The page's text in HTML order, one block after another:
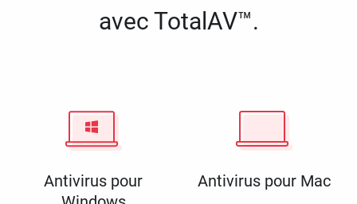
avec TotalAV™.
Antivirus pour
Antivirus pour Mac